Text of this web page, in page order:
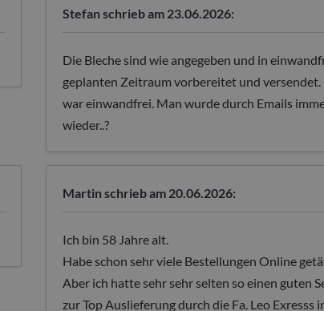
Stefan schrieb am 23.06.2026:
Die Bleche sind wie angegeben und in
geplanten Zeitraum vorbereitet und
war einwandfrei. Man wurde durch Emails
wieder..?
Martin schrieb am 20.06.2026:
Ich bin 58 Jahre alt.
Habe schon sehr viele Bestellungen Online
Aber ich hatte sehr sehr selten so einen guten
zur Top Auslieferung durch die Fa. Leo Exresss